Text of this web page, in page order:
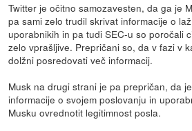
Twitter je očitno samozavesten, da ga je
pa sami zelo trudil skrivat informacije o
uporabnikih in pa tudi SEC-u so poročali
zelo vprašljive. Prepričani so, da v fazi v
dolžni posredovati več informacij.
Musk na drugi strani je pa prepričan, da
informacije o svojem poslovanju in
Musku ovrednotit legitimnost posla.